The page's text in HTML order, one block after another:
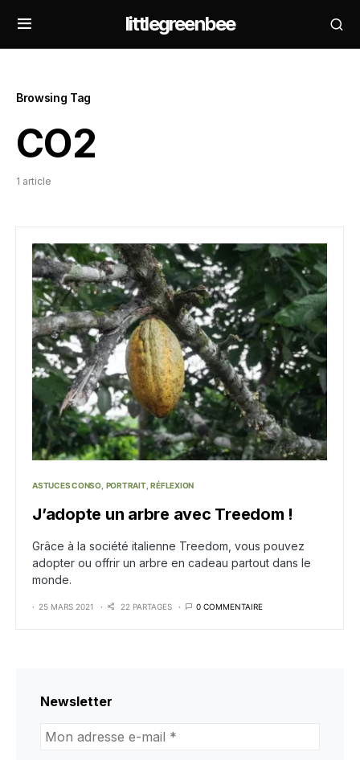
littlegreenbee
Browsing Tag
CO2
1 article
ASTUCES CONSO PORTRAIT RÉFLEXION
J’adopte un arbre avec Treedom !
Grâce à la société italienne Treedom, vous pouvez
adopter ou offrir un arbre en cadeau partout dans le
monde.
25 MARS 2021 22 PARTAGES 0 COMMENTAIRE
Newsletter
adresse